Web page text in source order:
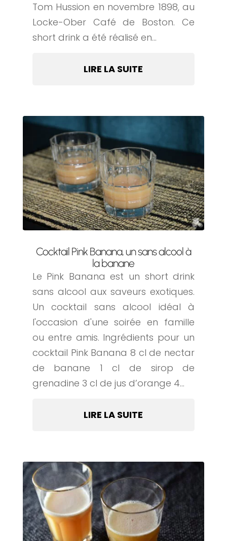
Tom Hussion en novembre 1898, au
Locke-Ober Café de Boston. Ce
short drink a été réalisé en...
LIRE LA SUITE
Cocktail Pink Banana, un sans alcool à
la banane
Le Pink Banana est un short drink
sans alcool aux saveurs exotiques.
Un cocktail sans alcool idéal à
l'occasion d'une soirée en famille
ou entre amis. Ingrédients pour un
cocktail Pink Banana 8 cl de nectar
de banane 1 cl de sirop de
grenadine 3 cl de jus d’orange 4...
LIRE LA SUITE